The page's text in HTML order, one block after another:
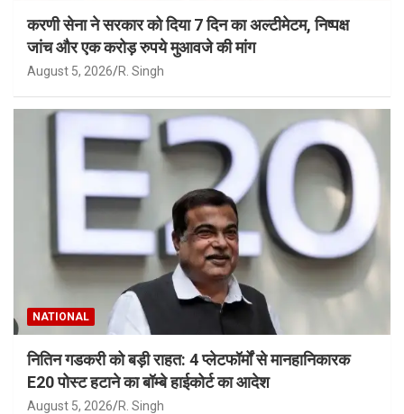
करणी सेना ने सरकार को दिया 7 दिन का अल्टीमेटम, निष्पक्ष
जांच और एक करोड़ रुपये मुआवजे की मांग
August 5, 2026 R. Singh
NATIONAL
नितिन गडकरी को बड़ी राहत: 4 प्लेटफॉर्मों से मानहानिकारक
E20 पोस्ट हटाने का बॉम्बे हाईकोर्ट का आदेश
August 5, 2026 R. Singh